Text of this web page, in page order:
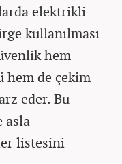
elektrikli
kullanılması
hem
de çekim
eder. Bu
asla
listesini